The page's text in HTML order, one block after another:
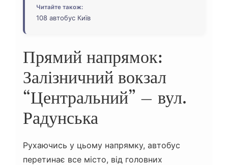
Читайте також:
108 автобус Київ
Прямий напрямок:
Залізничний вокзал
“Центральний” – вул.
Радунська
Рухаючись у цьому напрямку, автобус
перетинає все місто, від головних